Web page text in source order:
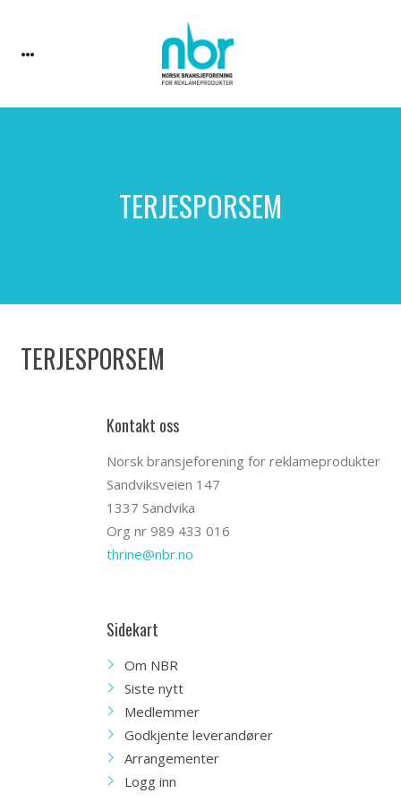
TERJESPORSEM
TERJESPORSEM
Kontakt oss
Norsk bransjeforening for reklameprodukter
Sandviksveien 147
1337 Sandvika
Org nr 989 433 016
thrine@nbr.no
Sidekart
Om NBR
Siste nytt
Medlemmer
Godkjente leverandører
Arrangementer
Logg inn